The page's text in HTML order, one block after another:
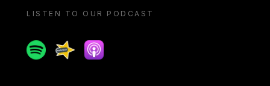
LISTEN TO OUR PODCAST
SpotifySpreakerApple podcast